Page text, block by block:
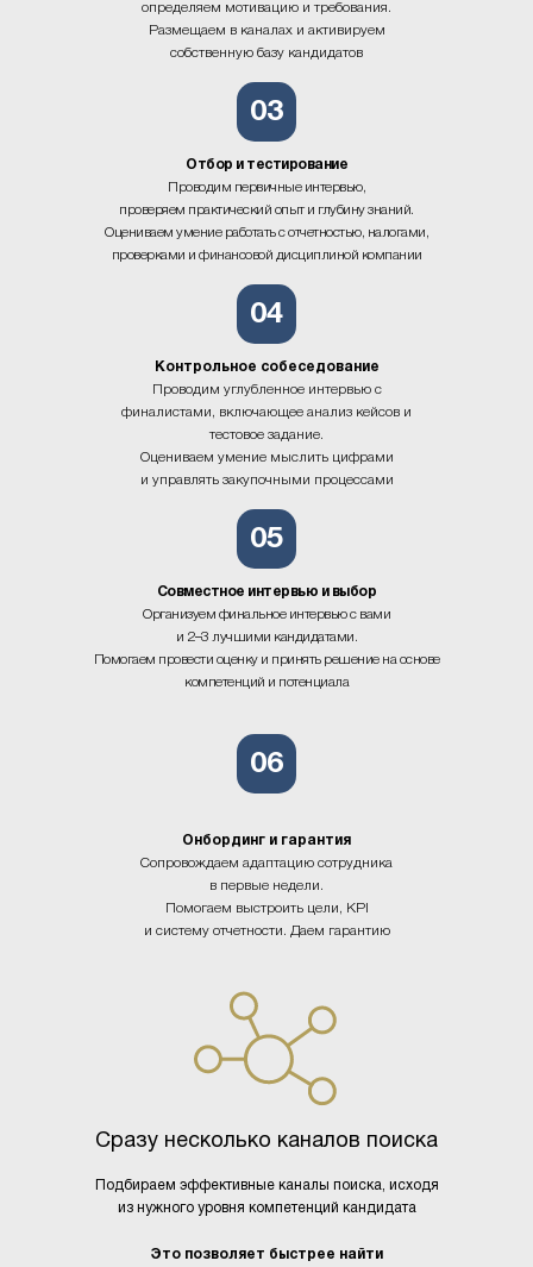
определяем мотивацию и требования.
Размещаем в каналах и активируем
собственную базу кандидатов
Отбор и тестирование
Проводим первичные интервью,
проверяем практический опыт и глубину знаний.
Оцениваем умение работать с отчетностью, налогами,
проверками и финансовой дисциплиной компании
Контрольное собеседование
Проводим углубленное интервью с
финалистами, включающее анализ кейсов и
тестовое задание.
Оцениваем умение мыслить цифрами
и управлять закупочными процессами
03
Совместное интервью и выбор
Организуем финальное интервью с вами
и 2–3 лучшими кандидатами.
Помогаем провести оценку и принять решение на основе
компетенций и потенциала
04
05
Онбординг и гарантия
Сопровождаем адаптацию сотрудника
в первые недели.
Помогаем выстроить цели, KPI
и систему отчетности. Даем гарантию
06
Сразу несколько каналов поиска
Подбираем эффективные каналы поиска, исходя
из нужного уровня компетенций кандидата
Это позволяет быстрее найти